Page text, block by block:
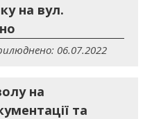
на вул.
06.07.2022
на
та